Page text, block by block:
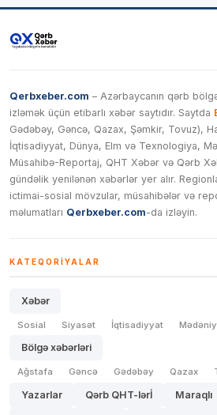
Qerbxeber.com – Azərbaycanın qərb
izləmək üçün etibarlı xəbər saytıdır. Saytda
Gədəbəy, Gəncə, Qazax, Şəmkir, Tovuz),
İqtisadiyyat, Dünya, Elm və Texnologiya,
Müsahibə-Reportaj, QHT Xəbər və Qərb
gündəlik yenilənən xəbərlər yer alır.
ictimai-sosial mövzular, müsahibələr və
məlumatları Qerbxeber.com-da izləyin.
KATEQORIYALAR
Xəbər
Sosial Siyasət İqtisadiyyat
Bölgə xəbərləri
Ağstafa Gəncə Gədəbəy Qazax
Yazarlar Qərb QHT-lərİ Maraqlı